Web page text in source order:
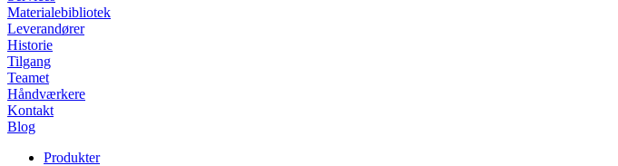
Materialebibliotek
Leverandører
Historie
Tilgang
Teamet
Håndværkere
Kontakt
Blog
Produkter